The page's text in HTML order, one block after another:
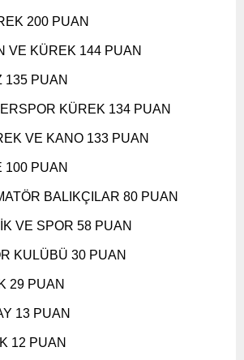
200 PUAN
VE KÜREK 144 PUAN
135 PUAN
KÜREK 134 PUAN
VE KANO 133 PUAN
100 PUAN
BALIKÇILAR 80 PUAN
VE SPOR 58 PUAN
KULÜBÜ 30 PUAN
29 PUAN
13 PUAN
12 PUAN